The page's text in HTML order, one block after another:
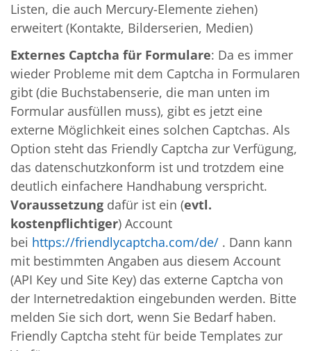
Listen, die auch Mercury-Elemente ziehen)
erweitert (Kontakte, Bilderserien, Medien)
Externes Captcha für Formulare: Da es immer
wieder Probleme mit dem Captcha in Formularen
gibt (die Buchstabenserie, die man unten im
Formular ausfüllen muss), gibt es jetzt eine
externe Möglichkeit eines solchen Captchas. Als
Option steht das Friendly Captcha zur Verfügung,
das datenschutzkonform ist und trotzdem eine
deutlich einfachere Handhabung verspricht.
Voraussetzung dafür ist ein (evtl.
kostenpflichtiger) Account
bei https://friendlycaptcha.com/de/ . Dann kann
mit bestimmten Angaben aus diesem Account
(API Key und Site Key) das externe Captcha von
der Internetredaktion eingebunden werden. Bitte
melden Sie sich dort, wenn Sie Bedarf haben.
Friendly Captcha steht für beide Templates zur